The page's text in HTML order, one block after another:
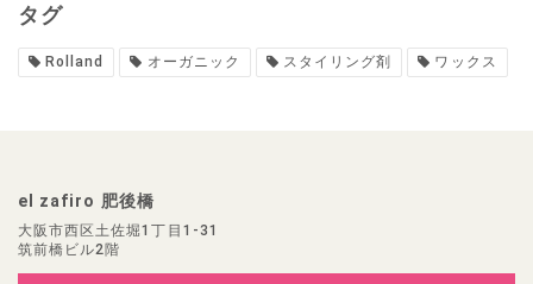
タグ
Rolland オーガニック スタイリング剤 ワックス
el zafiro 肥後橋
大阪市西区土佐堀1丁目1-31
筑前橋ビル2階